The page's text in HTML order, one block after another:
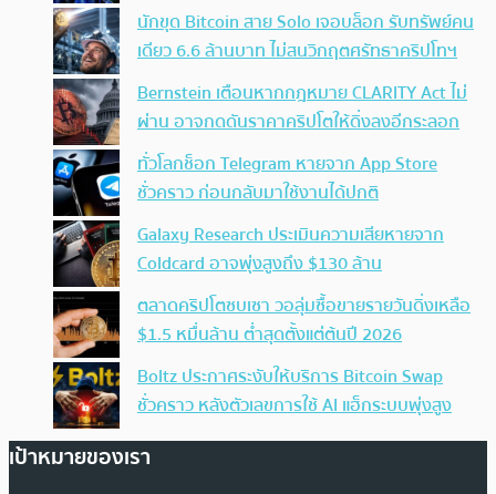
นักขุด Bitcoin สาย Solo เจอบล็อก รับทรัพย์คน
เดียว 6.6 ล้านบาท ไม่สนวิกฤตศรัทธาคริปโทฯ
Bernstein เตือนหากกฎหมาย CLARITY Act ไม่
ผ่าน อาจกดดันราคาคริปโตให้ดิ่งลงอีกระลอก
ทั่วโลกช็อก Telegram หายจาก App Store
ชั่วคราว ก่อนกลับมาใช้งานได้ปกติ
Galaxy Research ประเมินความเสียหายจาก
Coldcard อาจพุ่งสูงถึง $130 ล้าน
ตลาดคริปโตซบเซา วอลุ่มซื้อขายรายวันดิ่งเหลือ
$1.5 หมื่นล้าน ต่ำสุดตั้งแต่ต้นปี 2026
Boltz ประกาศระงับให้บริการ Bitcoin Swap
ชั่วคราว หลังตัวเลขการใช้ AI แฮ็กระบบพุ่งสูง
เป้าหมายของเรา